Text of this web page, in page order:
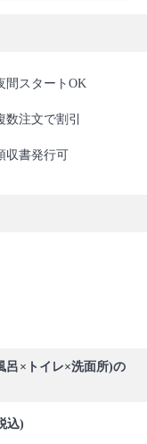
間スタートOK
数注文で割引
収書発行可
呂×トイレ×洗面所)の
込)